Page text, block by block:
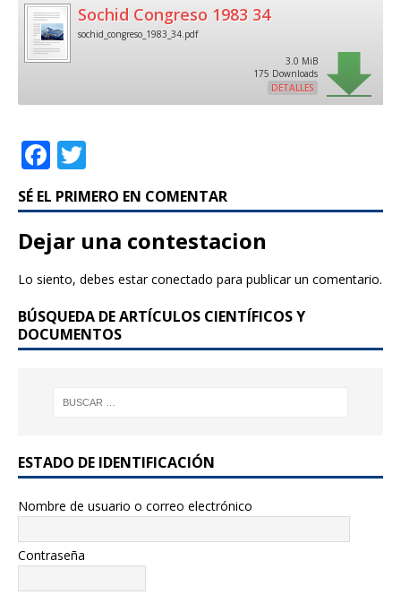
Sochid Congreso 1983 34
sochid_congreso_1983_34.pdf
3.0 MiB
175 Downloads
DETALLES
F
a
c
e
b
o
k
w
it
te
r
SÉ EL PRIMERO EN COMENTAR
Dejar una contestacion
Lo siento, debes estarconectado para publicar un comentario.
BÚSQUEDA DE ARTÍCULOS CIENTÍFICOS Y
DOCUMENTOS
ESTADO DE IDENTIFICACIÓN
Nombre de usuario o correo electrónico
Contraseña